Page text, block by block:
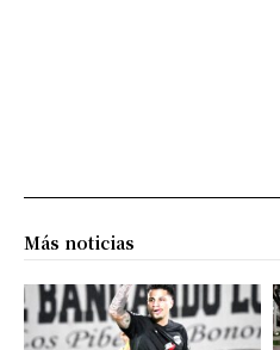
Más noticias